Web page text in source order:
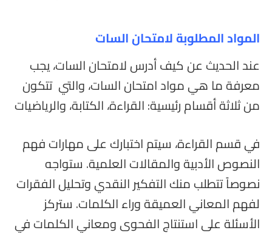
المواد المطلوبة لامتحان السات
عند الحديث عن كيف أدرس لامتحان السات، يجب
معرفة ما هي مواد امتحان السات، والتي تتكون
من ثلاثة أقسام رئيسية: القراءة، الكتابة، والرياضيات
في قسم القراءة، سيتم اختبارك على مهارات فهم
النصوص الأدبية والمقالات العلمية. ستواجه
نصوصاً تتطلب منك التفكير النقدي وتحليل الفقرات
لفهم المعاني العميقة وراء الكلمات. ستركز
الأسئلة على استنتاج الفحوى ومعاني الكلمات في